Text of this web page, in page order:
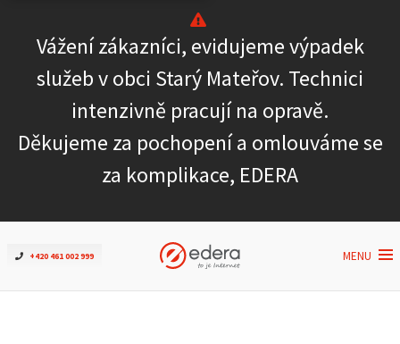
Vážení zákazníci, evidujeme výpadek
služeb v obci Starý Mateřov. Technici
intenzivně pracují na opravě.
Děkujeme za pochopení a omlouváme se
za komplikace, EDERA
+420 461 002 999 MENU
Ověřit dostupnost
Internet
ČEZNET TV
Podpora
Pro firmy